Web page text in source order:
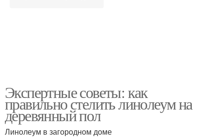
Экспертные советы: как
правильно стелить линолеум на
деревянный пол
Линолеум в загородном доме